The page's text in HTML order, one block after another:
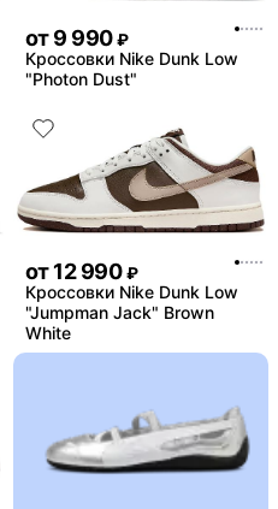
от9 990 ₽
Кроссовки Nike Dunk Low
"Photon Dust"
от12 990 ₽
Кроссовки Nike Dunk Low
"Jumpman Jack" Brown
White